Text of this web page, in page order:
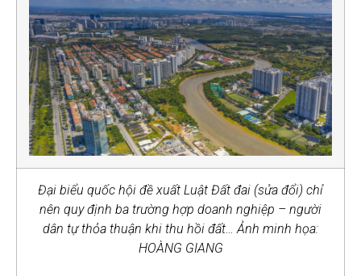
Đại biểu quốc hội đề xuất Luật Đất đai (sửa đổi) chỉ
nên quy định ba trường hợp doanh nghiệp – người
dân tự thỏa thuận khi thu hồi đất… Ảnh minh họa:
HOÀNG GIANG